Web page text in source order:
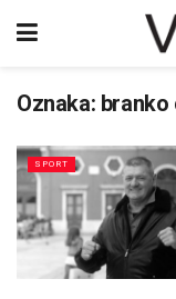
Oznaka: branko
SPORT